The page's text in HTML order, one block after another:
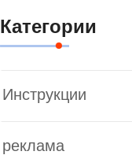
Категории
Инструкции
реклама